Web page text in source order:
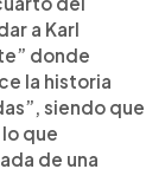
a Karl
donde
la historia
siendo que
que
de una